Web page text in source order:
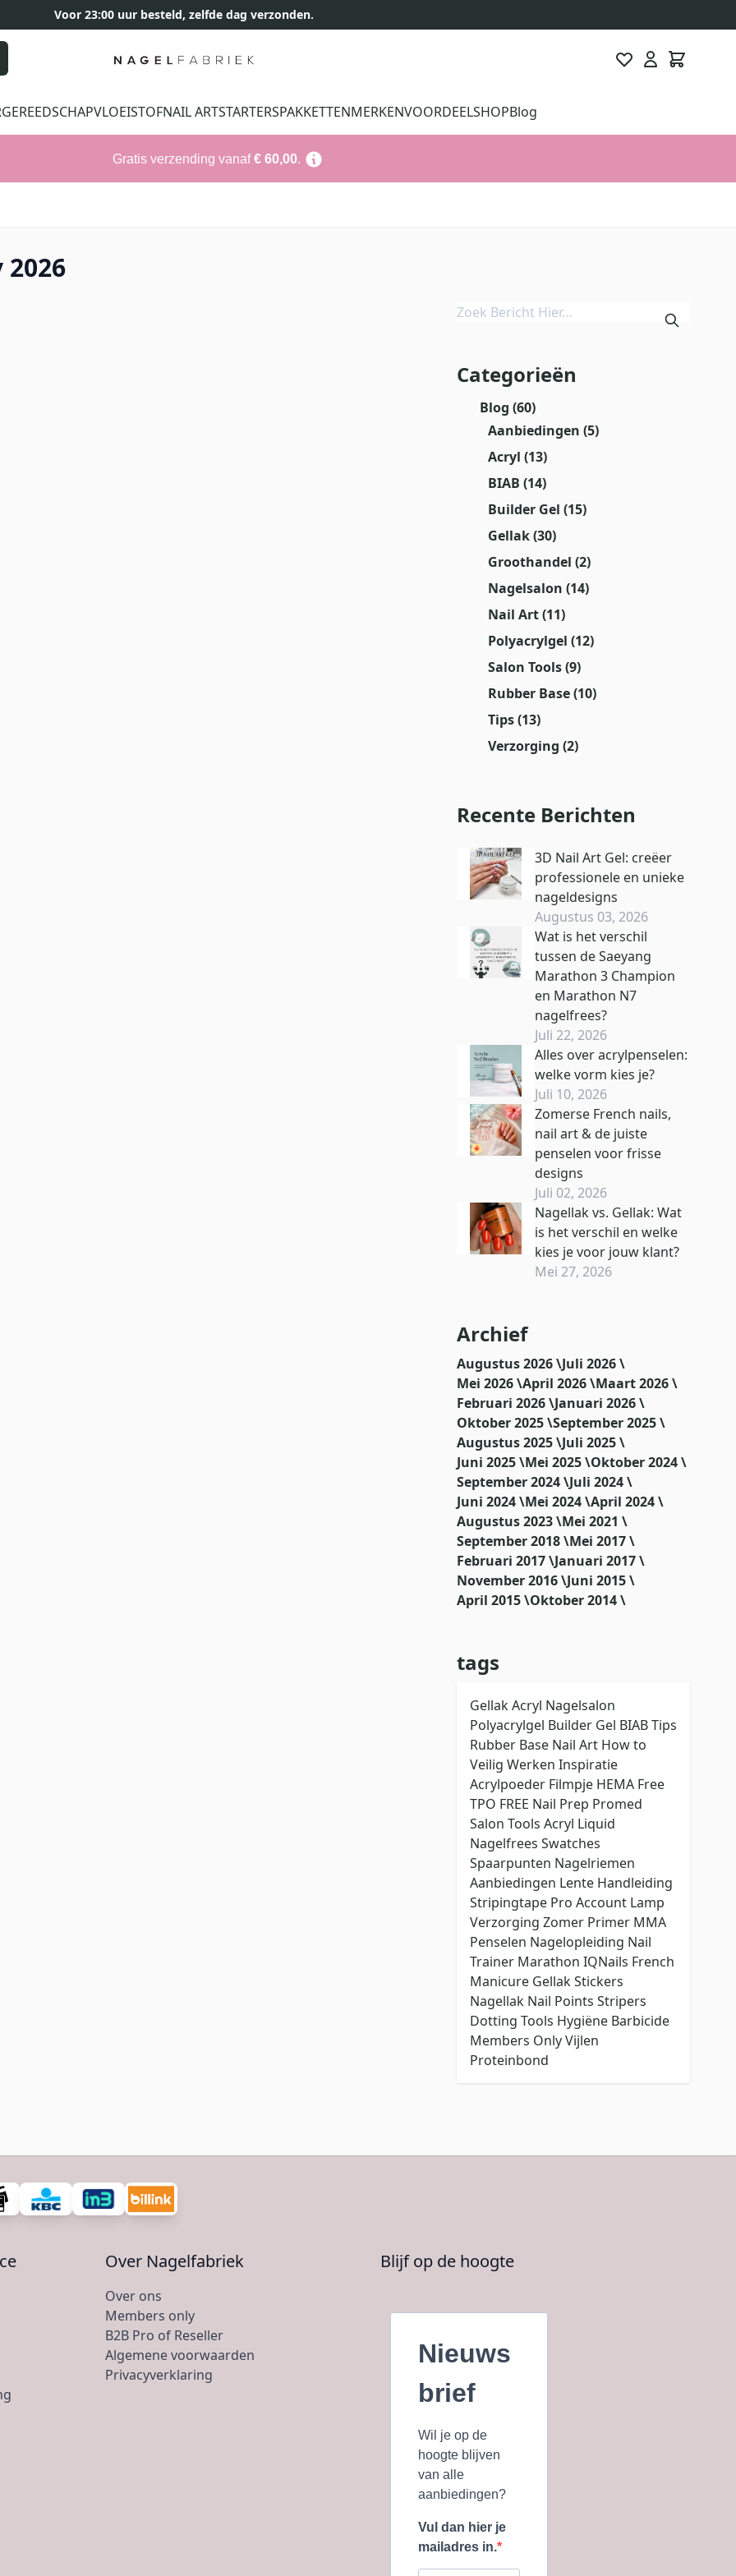
Voor 23:00 uur besteld, zelfde dag verzonden.
GEREEDSCHAPVLOEISTOFNAIL ARTSTARTERSPAKKETTENMERKENVOORDEELSHOPBlog
Gratis verzending vanaf€ 60,00.
Categorieën
Blog (60)
Aanbiedingen (5)
Acryl (13)
BIAB (14)
Builder Gel (15)
Gellak(30)
Groothandel (2)
Nagelsalon (14)
Nail Art(11)
Polyacrylgel (12)
Salon Tools(9)
Rubber Base(10)
Tips(13)
Verzorging (2)
Recente Berichten
3D Nail Art Gel: creëer
professionele en unieke
nageldesigns
Augustus 03, 2026
Wat is het verschil
tussen de Saeyang
Marathon 3 Champion
en Marathon N7
nagelfrees?
Juli 22, 2026
Alles over acrylpenselen:
welke vorm kies je?
Juli 10, 2026
Zomerse French nails,
nail art & de juiste
penselen voor frisse
designs
Juli 02, 2026
Nagellak vs. Gellak: Wat
is het verschil en welke
kies je voor jouw klant?
Mei 27, 2026
Archief
Augustus 2026 \Juli 2026 \
Mei 2026 \April 2026 \Maart 2026 \
Februari 2026 \Januari 2026 \
Oktober 2025 \September 2025 \
Augustus 2025 \Juli 2025 \
Juni 2025 \Mei 2025 \Oktober 2024 \
September 2024 \Juli 2024 \
Juni 2024 \Mei 2024 \April 2024 \
Augustus 2023 \Mei 2021 \
September 2018 \Mei 2017 \
Februari 2017 \Januari 2017 \
November 2016 \Juni 2015 \
April 2015 \Oktober 2014 \
tags
GellakAcryl Nagelsalon
Polyacrylgel Builder Gel BIABTips
Rubber Base Nail Art How to
Veilig Werken Inspiratie
Acrylpoeder Filmpje HEMA Free
TPO FREE Nail Prep Promed
Salon Tools Acryl Liquid
Nagelfrees Swatches
Spaarpunten Nagelriemen
Aanbiedingen Lente Handleiding
Stripingtape Pro Account Lamp
Verzorging Zomer Primer MMA
Penselen Nagelopleiding Nail
Trainer Marathon IQNails French
Manicure Gellak Stickers
Nagellak Nail Points Stripers
Dotting Tools Hygiëne Barbicide
Members OnlyVijlen
Proteinbond
Over Nagelfabriek
Over ons
Members only
B2B Pro of Reseller
Algemene voorwaarden
Privacyverklaring
Blijf op de hoogte
Nieuws
brief
Wil je op de
hoogte blijven
van alle
aanbiedingen?
Vul dan hier je
mailadres in.